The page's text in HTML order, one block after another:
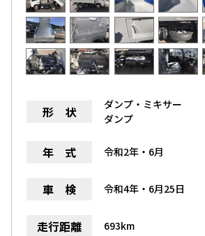
形 状
ダンプ・ミキサー
ダンプ
年 式 令和2年・6月
車 検 令和4年・6月25日
走行距離 693km